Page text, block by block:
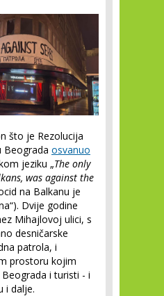
što je Rezolucija
Beograda osvanuo
jeziku „The only
was against the
na Balkanu je
Dvije godine
Mihajlovoj ulici, s
desničarske
patrola, i
prostoru kojim
i turisti - i
i dalje.